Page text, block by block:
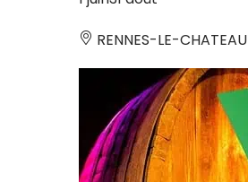
RENNES-LE-CHATEAU